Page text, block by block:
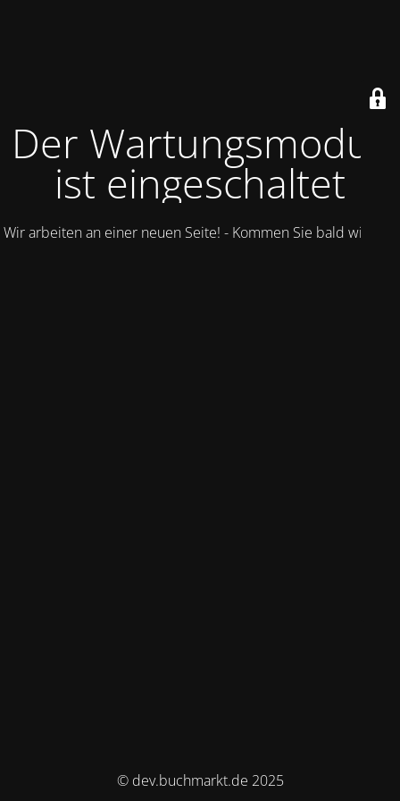
Der Wartungsmodus
ist eingeschaltet
Wir arbeiten an einer neuen Seite! - Kommen Sie bald wieder.
© dev.buchmarkt.de 2025